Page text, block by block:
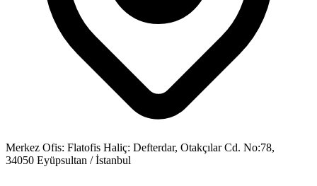
Merkez Ofis: Flatofis Haliç: Defterdar, Otakçılar Cd. No:78,
34050 Eyüpsultan / İstanbul